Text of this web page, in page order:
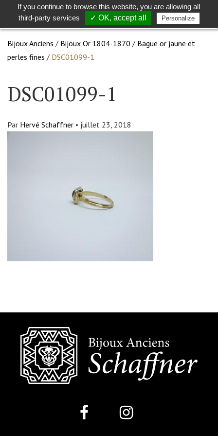
Toggle
search
Bijoux Anciens / Bijoux Or 1804-1870 / Bague or jaune et
perles fines / DSC01099-1
DSC01099-1
Par Hervé Schaffner • juillet 23, 2018
If you continue to browse this website, you are allowing all
third-party services
✓ OK, accept all Personalize